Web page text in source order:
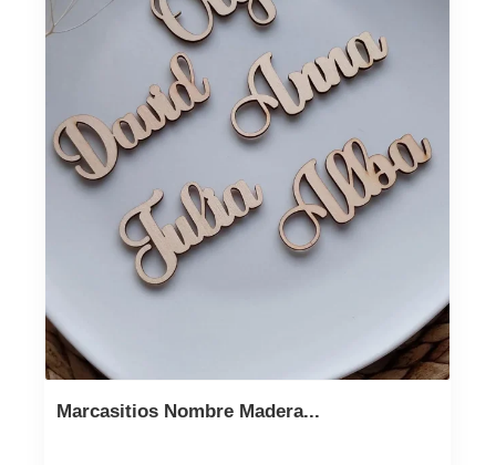
Marcasitios Nombre Madera...